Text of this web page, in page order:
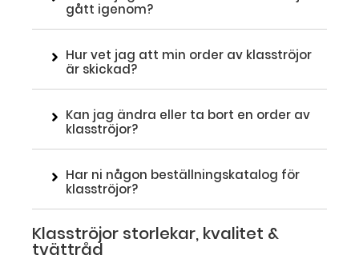
gått igenom?
Hur vet jag att min order av klasströjor
är skickad?
Kan jag ändra eller ta bort en order av
klasströjor?
Har ni någon beställningskatalog för
klasströjor?
Klasströjor storlekar, kvalitet &
tvättråd